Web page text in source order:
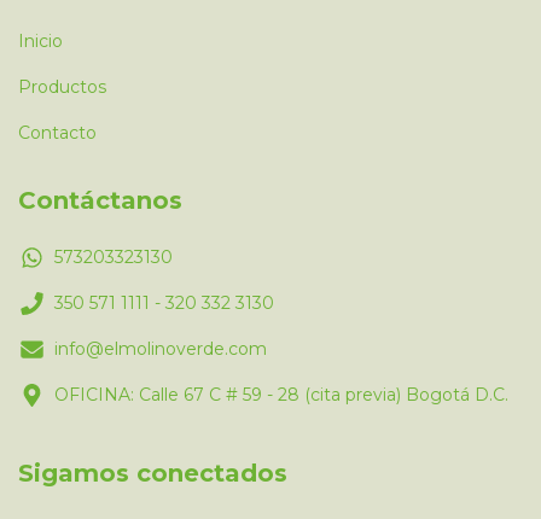
Inicio
Productos
Contacto
Contáctanos
573203323130
350 571 1111 - 320 332 3130
info@elmolinoverde.com
OFICINA: Calle 67 C # 59 - 28 (cita previa) Bogotá D.C.
Sigamos conectados